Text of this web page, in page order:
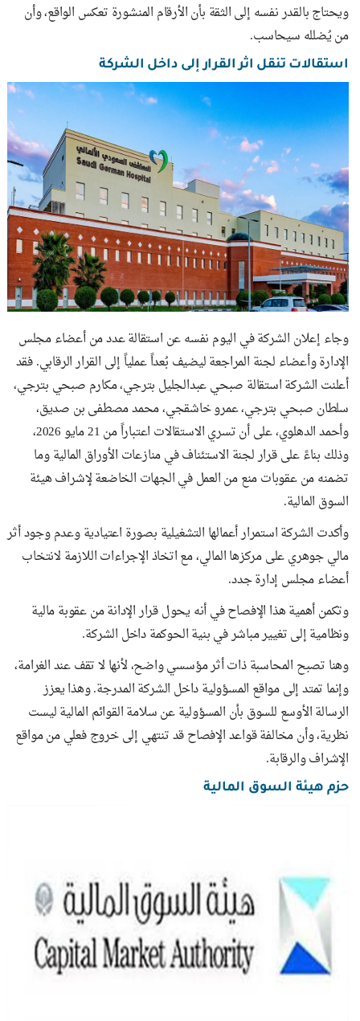
ويحتاج بالقدر نفسه إلى الثقة بأن الأرقام المنشورة تعكس الواقع، وأن
من يُضلله سيحاسب.
استقالات تنقل اثر القرار إلى داخل الشركة
وجاء إعلان الشركة في اليوم نفسه عن استقالة عدد من أعضاء مجلس
الإدارة وأعضاء لجنة المراجعة ليضيف بُعداً عملياً إلى القرار الرقابي. فقد
أعلنت الشركة استقالة صبحي عبدالجليل بترجي، مكارم صبحي بترجي،
سلطان صبحي بترجي، عمرو خاشقجي، محمد مصطفى بن صديق،
وأحمد الدهلوي، على أن تسري الاستقالات اعتباراً من 21 مايو 2026،
وذلك بناءً على قرار لجنة الاستئناف في منازعات الأوراق المالية وما
تضمنه من عقوبات منع من العمل في الجهات الخاضعة لإشراف هيئة
السوق المالية.
وأكدت الشركة استمرار أعمالها التشغيلية بصورة اعتيادية وعدم وجود أثر
مالي جوهري على مركزها المالي، مع اتخاذ الإجراءات اللازمة لانتخاب
أعضاء مجلس إدارة جدد.
وتكمن أهمية هذا الإفصاح في أنه يحول قرار الإدانة من عقوبة مالية
ونظامية إلى تغيير مباشر في بنية الحوكمة داخل الشركة.
وهنا تصبح المحاسبة ذات أثر مؤسسي واضح، لأنها لا تقف عند الغرامة،
وإنما تمتد إلى مواقع المسؤولية داخل الشركة المدرجة. وهذا يعزز
الرسالة الأوسع للسوق بأن المسؤولية عن سلامة القوائم المالية ليست
نظرية، وأن مخالفة قواعد الإفصاح قد تنتهي إلى خروج فعلي من مواقع
الإشراف والرقابة.
حزم هيئة السوق المالية